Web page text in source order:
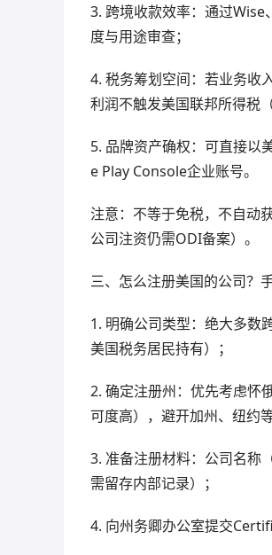
3. 跨境收款效率：通过
度与用途审查；
4. 税务筹划空间：若业务收
利润不触发美国联邦所得税
5. 品牌资产确权：可直接
e Play Console企业账号。
注意：不等于免税，不自动
公司注资仍需ODI备案）。
三、怎么注册美国的公司？
1. 明确公司类型：绝大多数
美国税务居民持有）；
2. 确定注册州：优先考虑怀
可度高），避开加州、纽约
3. 准备注册材料：公司名称
需留存内部记录）；
4. 向州务卿办公室提交